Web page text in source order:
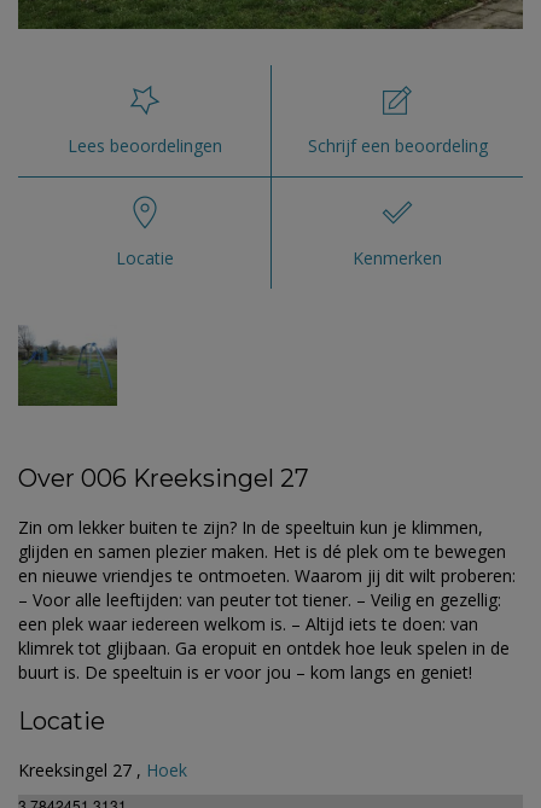
Lees beoordelingen Schrijf een beoordeling
Locatie Kenmerken
Over 006 Kreeksingel 27
Zin om lekker buiten te zijn? In de speeltuin kun je klimmen,
glijden en samen plezier maken. Het is dé plek om te bewegen
en nieuwe vriendjes te ontmoeten. Waarom jij dit wilt proberen:
– Voor alle leeftijden: van peuter tot tiener. – Veilig en gezellig:
een plek waar iedereen welkom is. – Altijd iets te doen: van
klimrek tot glijbaan. Ga eropuit en ontdek hoe leuk spelen in de
buurt is. De speeltuin is er voor jou – kom langs en geniet!
Locatie
Kreeksingel 27 , Hoek